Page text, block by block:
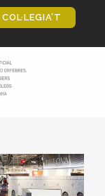
COL·LEGIA’T